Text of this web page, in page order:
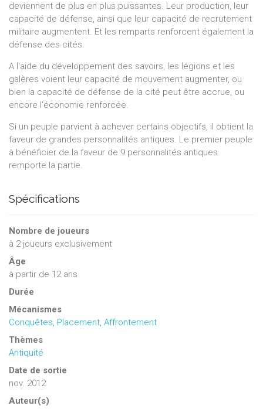
deviennent de plus en plus puissantes. Leur production, leur
capacité de défense, ainsi que leur capacité de recrutement
militaire augmentent. Et les remparts renforcent également la
défense des cités.
A l'aide du développement des savoirs, les légions et les
galères voient leur capacité de mouvement augmenter, ou
bien la capacité de défense de la cité peut être accrue, ou
encore l'économie renforcée.
Si un peuple parvient à achever certains objectifs, il obtient la
faveur de grandes personnalités antiques. Le premier peuple
à bénéficier de la faveur de 9 personnalités antiques
remporte la partie.
Spécifications
Nombre de joueurs
à 2joueurs exclusivement
Âge
à partir de 12 ans
Durée
Mécanismes
Conquêtes, Placement, Affrontement
Thèmes
Antiquité
Date de sortie
nov. 2012
Auteur(s)